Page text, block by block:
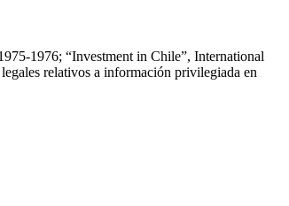
1976; “Investment in Chile”, International
relativos a información privilegiada en